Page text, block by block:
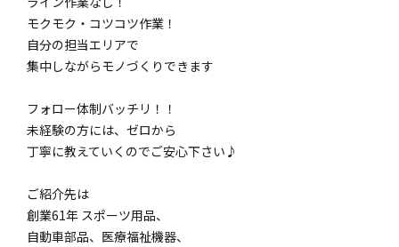
モクモク・コツコツ作業！
自分の担当エリアで
集中しながらモノづくりできます
フォロー体制バッチリ！！
未経験の方には、ゼロから
丁寧に教えていくのでご安心下さい♪
ご紹介先は
創業61年 スポーツ用品、
自動車部品、医療福祉機器、